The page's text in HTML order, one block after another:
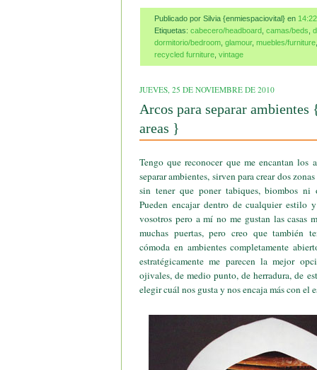
Publicado por Silvia {enmiespaciovital} en 14:22
Etiquetas: cabecero/headboard camas/beds
dormitorio/bedroom glamour, muebles/furniture
recycled furniture vintage
JUEVES, 25 DE NOVIEMBRE DE 2010
Arcos para separar ambientes
areas }
Tengo que reconocer que me encantan los
separar ambientes, sirven para crear dos
sin tener que poner tabiques, biombos ni
Pueden encajar dentro de cualquier estilo
vosotros pero a mí no me gustan las casas
muchas puertas, pero creo que también
cómoda en ambientes completamente
estratégicamente me parecen la mejor
ojivales, de medio punto, de herradura, de
elegir cuál nos gusta y nos encaja más con el